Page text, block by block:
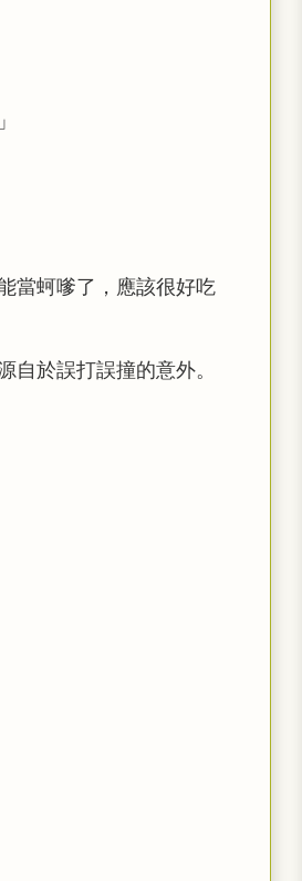
當蚵嗲了，應該很好吃
於誤打誤撞的意外。